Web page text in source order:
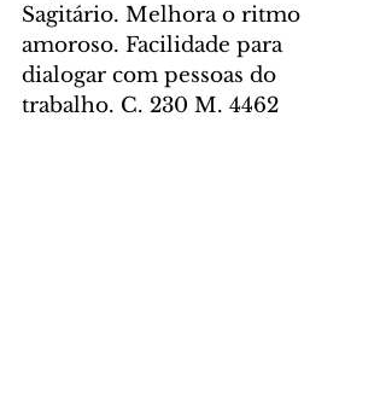
Sagitário. Melhora o ritmo
amoroso. Facilidade para
dialogar com pessoas do
trabalho. C. 230 M. 4462